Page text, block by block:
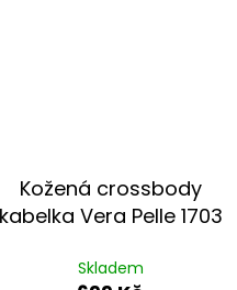
Kožená crossbody
kabelka Vera Pelle 1703
Skladem